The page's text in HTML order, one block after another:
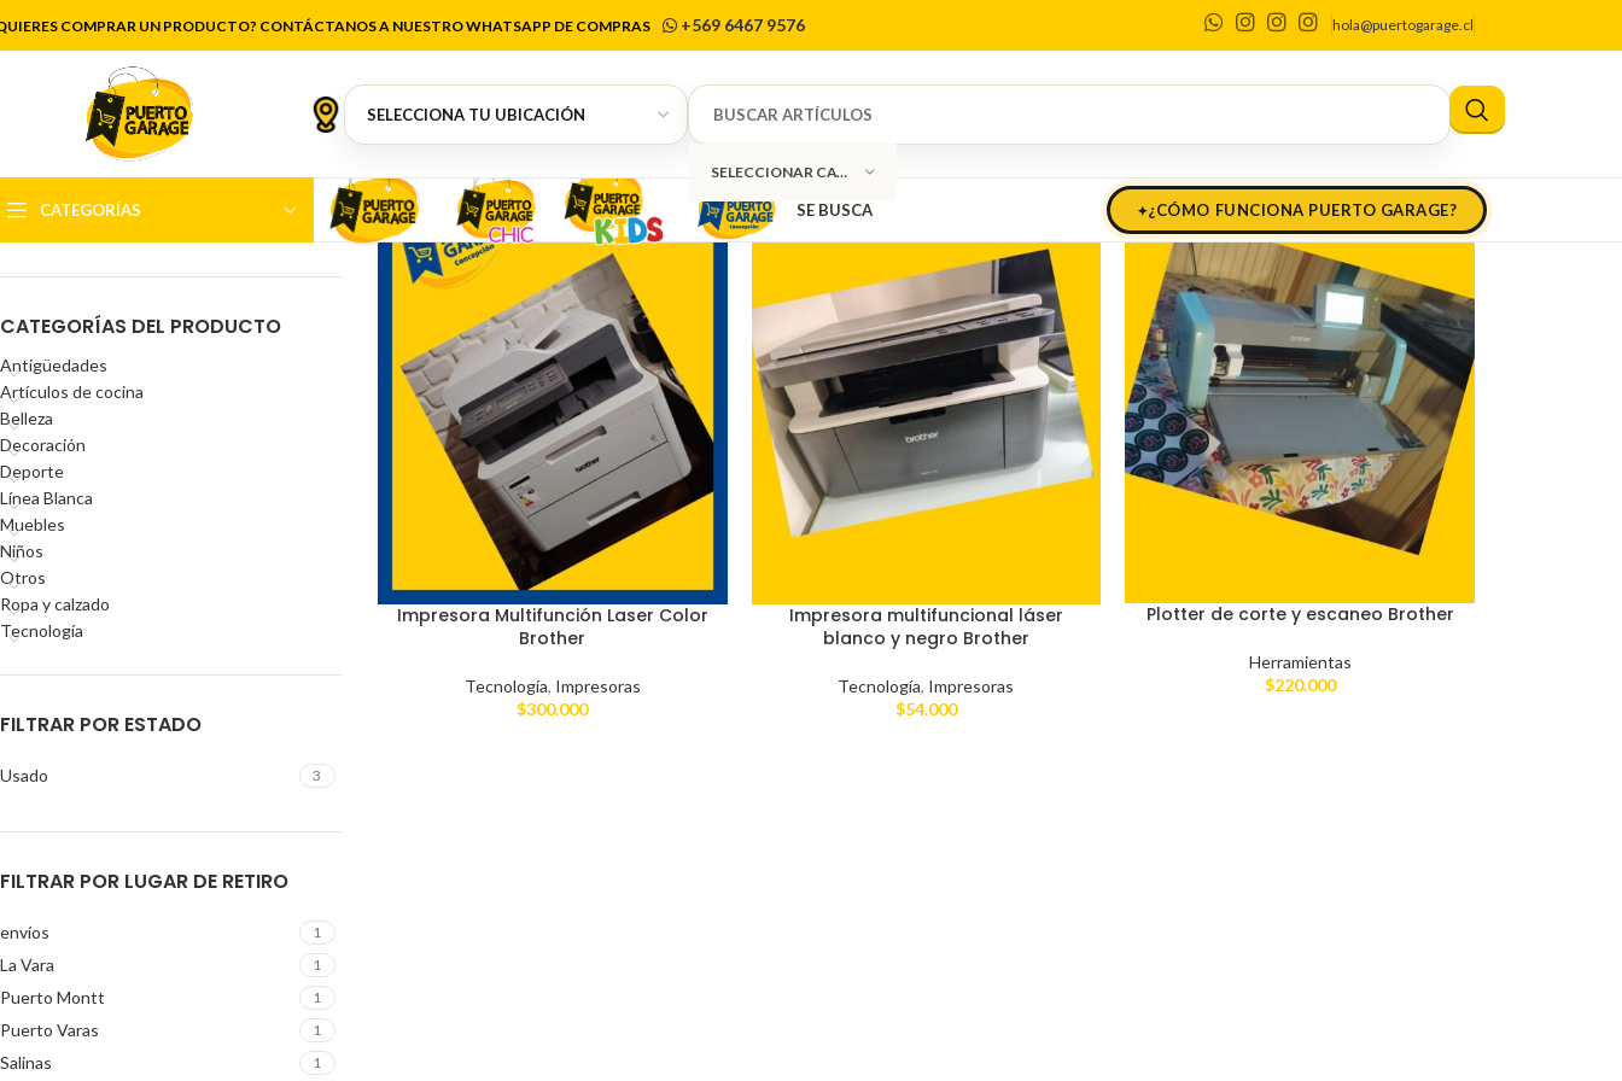
COMPRAR UN PRODUCTO? CONTÁCTANOS A NUESTRO WHATSAPP DE COMPRAS +569 6467 9576 hola@puertogarage.cl
SELECCIONAR CATEGORÍA
CATEGORÍAS SE BUSCA ¿CÓMO FUNCIONA PUERTO GARAGE?
Brother
FILTRAR POR PRECIO
FILTRAR
Precio:$54.000—
CATEGORÍAS DEL PRODUCTO
Antigüedades
Artículos de cocina
Belleza
Decoración
Deporte
Línea Blanca
Muebles
Niños
Otros
Ropa y calzado
Tecnología
FILTRAR POR ESTADO
Usado 3
FILTRAR POR LUGAR DE RETIRO
envíos 1
La Vara 1
Puerto Montt 1
Puerto Varas 1
Salinas 1
Impresora Multifunción Laser Color
Brother
Tecnología, Impresoras
$300.000
Impresora multifuncional láser
blanco y negro Brother
Tecnología, Impresoras
$54.000
Plotter de corte y escaneo Brother
Herramientas
$220.000